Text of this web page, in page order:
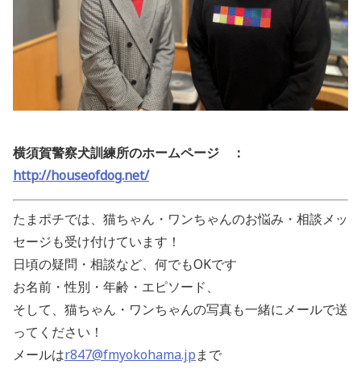
横須賀警察犬訓練所のホームページ ：
http://houseofdog.net/
たまポチでは、猫ちゃん・ワンちゃんのお悩み・相談メッ
セージも受け付けています！
日頃の疑問・相談など、何でもOKです
お名前・性別・年齢・エピソード、
そして、猫ちゃん・ワンちゃんの写真も一緒にメールで送
ってください！
メールはr847@fmyokohama.jpまで